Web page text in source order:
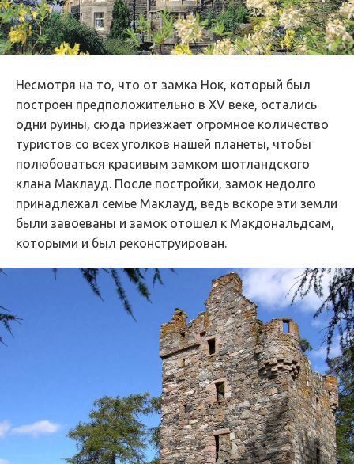
Несмотря на то, что от замка Нок, который был
построен предположительно в XV веке, остались
одни руины, сюда приезжает огромное количество
туристов со всех уголков нашей планеты, чтобы
полюбоваться красивым замком шотландского
клана Маклауд. После постройки, замок недолго
принадлежал семье Маклауд, ведь вскоре эти земли
были завоеваны и замок отошел к Макдональдсам,
которыми и был реконструирован.